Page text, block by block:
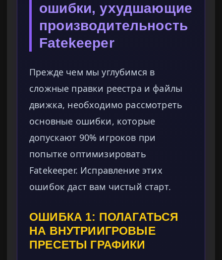
ошибки, ухудшающие
производительность
Fatekeeper
Прежде чем мы углубимся в
сложные правки реестра и файлы
движка, необходимо рассмотреть
основные ошибки, которые
допускают 90% игроков при
попытке оптимизировать
Fatekeeper. Исправление этих
ошибок даст вам чистый старт.
ОШИБКА 1: ПОЛАГАТЬСЯ
НА ВНУТРИИГРОВЫЕ
ПРЕСЕТЫ ГРАФИКИ